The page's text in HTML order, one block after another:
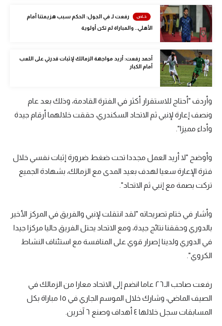
كرة طائرة
الوطن العربي
رياضة نسائية
آسيا
أمريكا
ركن الألعاب
أقسام خاصة
Gamers
تحقيق في الجول
تقرير في الجول
تحليل في الجول
فيديو في الجول
رفعت لـ في الجول: الحكم سبب هزيمتنا أمام
الأهلي.. والمباراة لم تكن أولوية
أحمد رفعت: أريد مواجهة الزمالك لإثبات قدرتي على اللعب
أمام الكبار
وأردف "أحتاج للاستقرار أكثر في الفترة القادمة، وذلك بعد عام
ونصف إعارة لإنبي ثم الاتحاد السكندري، حققت خلالهما أرقام جيدة
وأداء مميزا".
وأوضح "لا أريد العمل مجددا تحت ضغط ضرورة إثبات نفسي خلال
فترة الإعارة سعيا لهدف بعيد المدى مع الزمالك، بشهادة الجميع
تركت بصمة مع إنبي ثم الاتحاد".
وأشار في ختام تصريحاته "لقد انتقلت لإنبي والفريق في المركز الأخير
بالدوري وحققنا نتائج جيدة، ومع الاتحاد يحتل الفريق حاليا مركزا جيدا
في الدوري ولدينا إصرار قوي على المنافسة مع استئناف النشاط
الكروي".
رفعت صاحب الـ٢٦ عاما انضم إلى الاتحاد معارا من الزمالك في
الصيف الماضي، وشارك خلال الموسم الجاري في ١٥ مباراة بكل
المسابقات سجل خلالها ٤ أهداف وصنع ٦ آخرين.